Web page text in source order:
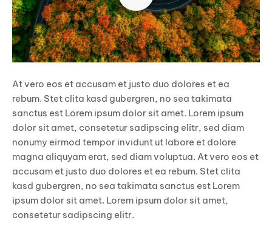
At vero eos et accusam et justo duo dolores et ea
rebum. Stet clita kasd gubergren, no sea takimata
sanctus est Lorem ipsum dolor sit amet. Lorem ipsum
dolor sit amet, consetetur sadipscing elitr, sed diam
nonumy eirmod tempor invidunt ut labore et dolore
magna aliquyam erat, sed diam voluptua. At vero eos et
accusam et justo duo dolores et ea rebum. Stet clita
kasd gubergren, no sea takimata sanctus est Lorem
ipsum dolor sit amet. Lorem ipsum dolor sit amet,
consetetur sadipscing elitr.